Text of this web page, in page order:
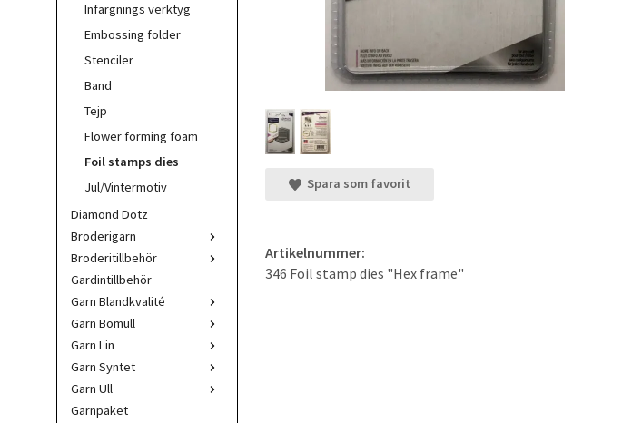
Infärgnings verktyg
Embossing folder
Stenciler
Band
Tejp
Flower forming foam
Foil stamps dies
Jul/Vintermotiv
Diamond Dotz
Broderigarn
Broderitillbehör
Gardintillbehör
Garn Blandkvalité
Garn Bomull
Garn Lin
Garn Syntet
Garn Ull
Garnpaket
Spara som favorit
Artikelnummer:
346 Foil stamp dies "Hex frame"